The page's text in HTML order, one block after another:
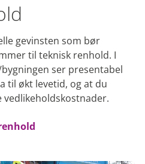
gevinsten som bør
til teknisk renhold. I
ser presentabel
til økt levetid, og at du